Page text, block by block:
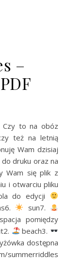
–
też na letnią
Wam dzisiaj
druku oraz na
Wam się plik z
i otwarciu pliku
do edycji
sun7.
pomiędzy
beach3.
dostępna
summerriddles